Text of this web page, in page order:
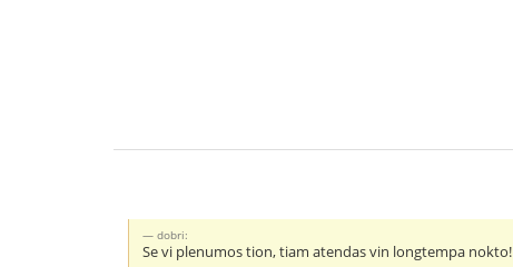
dobri:
Se vi plenumos tion, tiam atendas vin longtempa nokto!